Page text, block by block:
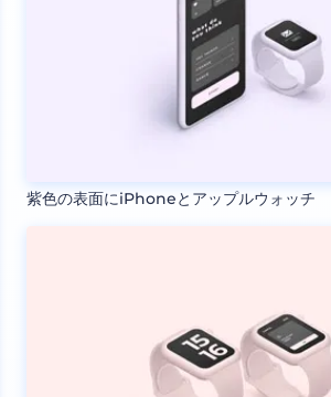
紫色の表面にiPhoneとアップルウォッチ